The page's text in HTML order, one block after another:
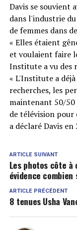
Davis se souvient
dans l'industrie
de femmes dans
« Elles étaient
et voulaient faire
Institute a vu des
« L'Institute a
recherches, les
maintenant 50/50
de télévision pour
a déclaré Davis en
ARTICLE SUIVANT
Les photos côte
évidence combien
ARTICLE PRÉCÉDENT
8 tenues Usha